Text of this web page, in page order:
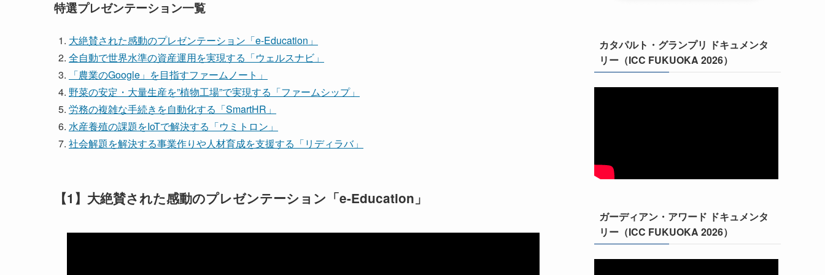
特選プレゼンテーション一覧
大絶賛された感動のプレゼンテーション「e-Education」
全自動で世界水準の資産運用を実現する「ウェルスナビ」
「農業のGoogle」を目指すファームノート」
野菜の安定・大量生産を”植物工場”で実現する「ファームシップ」
労務の複雑な手続きを自動化する「SmartHR」
水産養殖の課題をIoTで解決する「ウミトロン」
社会解題を解決する事業作りや人材育成を支援する「リディラバ」
【1】大絶賛された感動のプレゼンテーション「e-Education」
カタパルト・グランプリ ドキュメンタ
リー（ICC FUKUOKA 2026）
ガーディアン・アワード ドキュメンタ
リー（ICC FUKUOKA 2026）